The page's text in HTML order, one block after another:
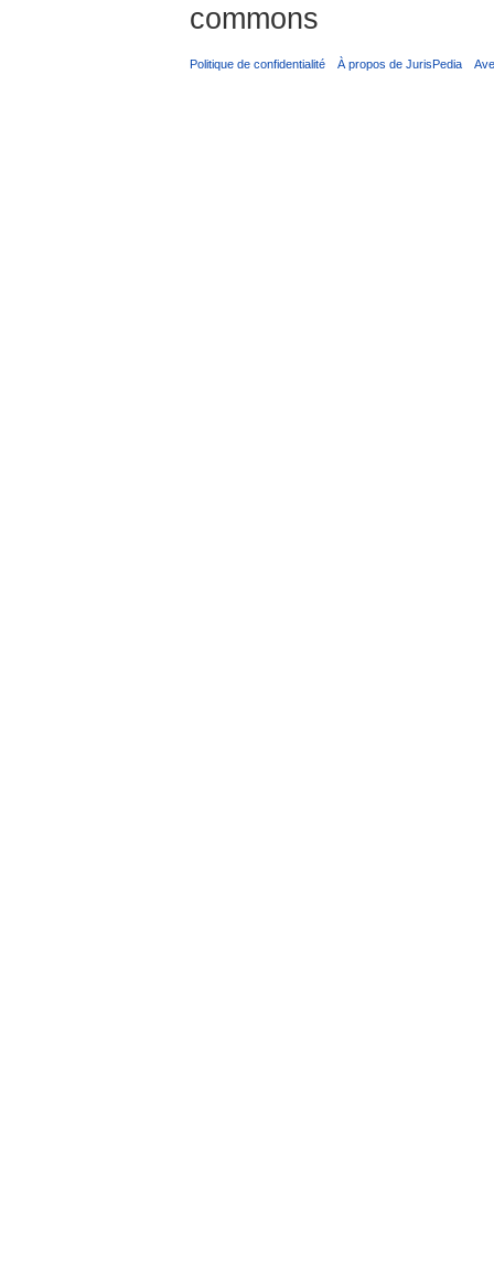
commons
Politique de confidentialité À propos de JurisPedia